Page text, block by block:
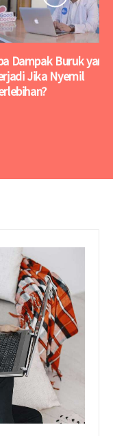
Dampak Buruk yang
Jika Nyemil